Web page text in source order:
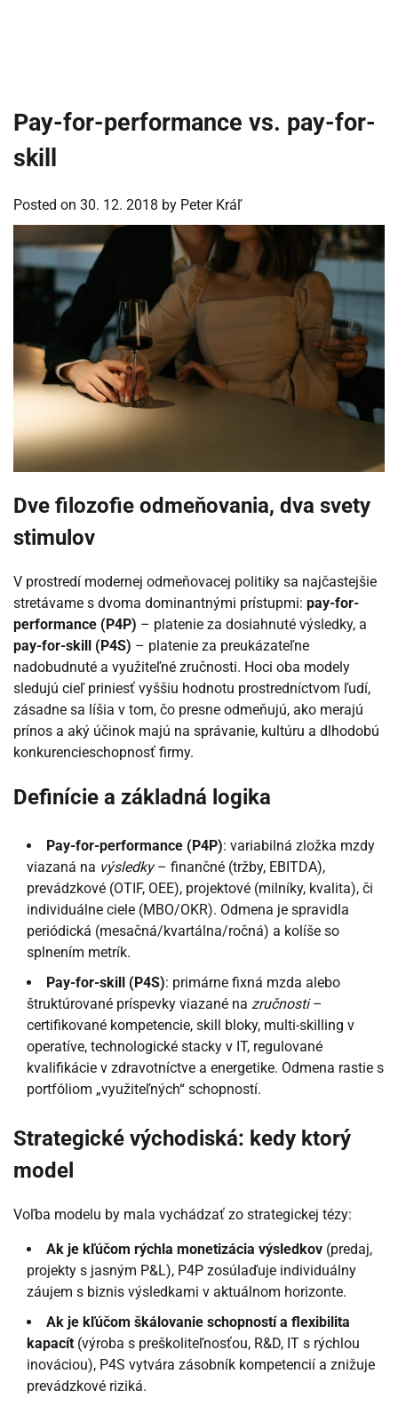
Pay-for-performance vs. pay-for-
skill
Posted on 30. 12. 2018 by Peter Kráľ
Dve filozofie odmeňovania, dva svety
stimulov
V prostredí modernej odmeňovacej politiky sa najčastejšie
stretávame s dvoma dominantnými prístupmi: pay-for-
performance (P4P) – platenie za dosiahnuté výsledky, a
pay-for-skill (P4S) – platenie za preukázateľne
nadobudnuté a využiteľné zručnosti. Hoci oba modely
sledujú cieľ priniesť vyššiu hodnotu prostredníctvom ľudí,
zásadne sa líšia v tom, čo presne odmeňujú, ako merajú
prínos a aký účinok majú na správanie, kultúru a dlhodobú
konkurencieschopnosť firmy.
Definície a základná logika
Pay-for-performance (P4P): variabilná zložka mzdy
viazaná na výsledky– finančné (tržby, EBITDA),
prevádzkové (OTIF, OEE), projektové (milníky, kvalita), či
individuálne ciele (MBO/OKR). Odmena je spravidla
periódická (mesačná/kvartálna/ročná) a kolíše so
splnením metrík.
Pay-for-skill (P4S): primárne fixná mzda alebo
štruktúrované príspevky viazané na zručnosti–
certifikované kompetencie, skill bloky, multi-skilling v
operatíve, technologické stacky v IT, regulované
kvalifikácie v zdravotníctve a energetike. Odmena rastie s
portfóliom „využiteľných“ schopností.
Strategické východiská: kedy ktorý
model
Voľba modelu by mala vychádzať zo strategickej tézy:
Ak je kľúčom rýchla monetizácia výsledkov (predaj,
projekty s jasným P&L), P4P zosúlaďuje individuálny
záujem s biznis výsledkami v aktuálnom horizonte.
Ak je kľúčom škálovanie schopností a flexibilita
kapacít (výroba s preškoliteľnosťou, R&D, IT s rýchlou
inováciou), P4S vytvára zásobník kompetencií a znižuje
prevádzkové riziká.